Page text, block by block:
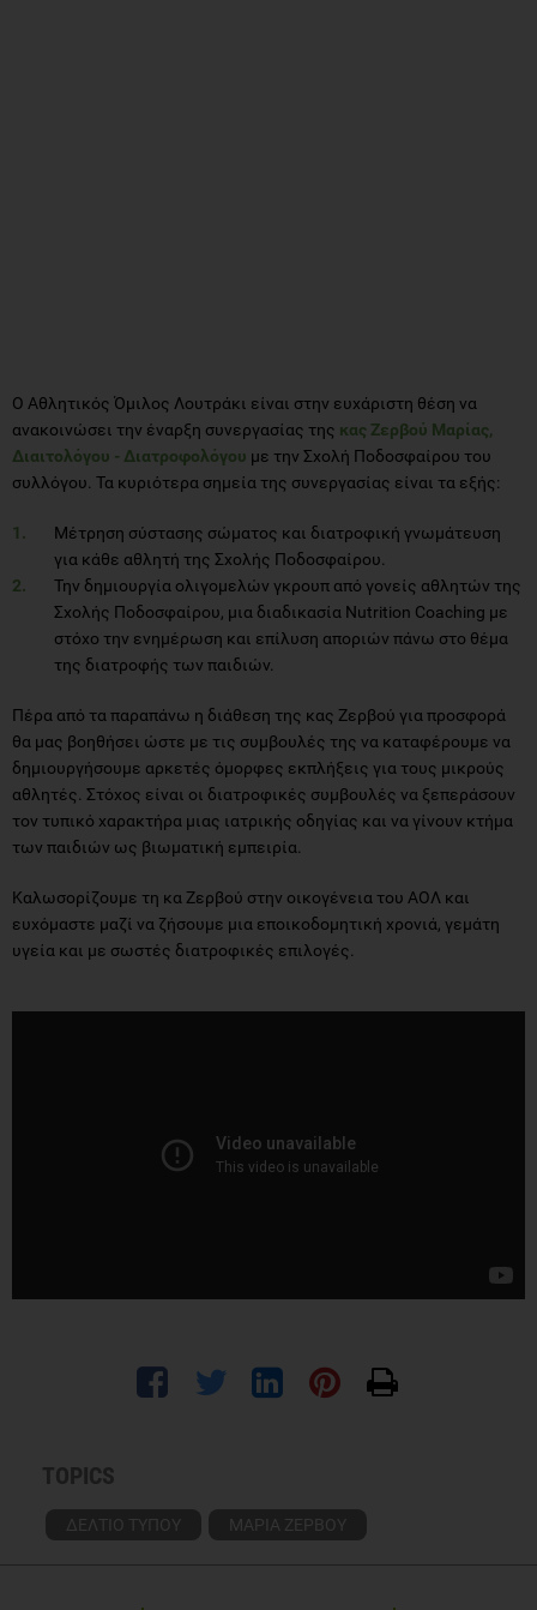
Ο Αθλητικός Όμιλος Λουτράκι είναι στην ευχάριστη θέση να
ανακοινώσει την έναρξη συνεργασίας της κας Ζερβού Μαρίας,
Διαιτολόγου - Διατροφολόγου με την Σχολή Ποδοσφαίρου του
συλλόγου. Τα κυριότερα σημεία της συνεργασίας είναι τα εξής:
Μέτρηση σύστασης σώματος και διατροφική γνωμάτευση
για κάθε αθλητή της Σχολής Ποδοσφαίρου.
Την δημιουργία ολιγομελών γκρουπ από γονείς αθλητών της
Σχολής Ποδοσφαίρου, μια διαδικασία Nutrition Coaching με
στόχο την ενημέρωση και επίλυση αποριών πάνω στο θέμα
της διατροφής των παιδιών.
Πέρα από τα παραπάνω η διάθεση της κας Ζερβού για προσφορά
θα μας βοηθήσει ώστε με τις συμβουλές της να καταφέρουμε να
δημιουργήσουμε αρκετές όμορφες εκπλήξεις για τους μικρούς
αθλητές. Στόχος είναι οι διατροφικές συμβουλές να ξεπεράσουν
τον τυπικό χαρακτήρα μιας ιατρικής οδηγίας και να γίνουν κτήμα
των παιδιών ως βιωματική εμπειρία.
Καλωσορίζουμε τη κα Ζερβού στην οικογένεια του ΑΟΛ και
ευχόμαστε μαζί να ζήσουμε μια εποικοδομητική χρονιά, γεμάτη
υγεία και με σωστές διατροφικές επιλογές.
TOPICS
ΔΕΛΤΙΟ ΤΥΠΟΥ ΜΑΡΙΑ ΖΕΡΒΟΥ